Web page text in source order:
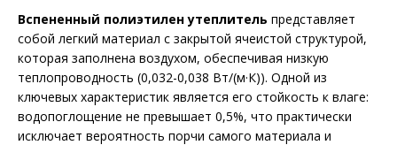
Вспененный полиэтилен утеплитель представляет
собой легкий материал с закрытой ячеистой структурой,
которая заполнена воздухом, обеспечивая низкую
теплопроводность (0,032-0,038 Вт/(м·К)). Одной из
ключевых характеристик является его стойкость к влаге:
водопоглощение не превышает 0,5%, что практически
исключает вероятность порчи самого материала и